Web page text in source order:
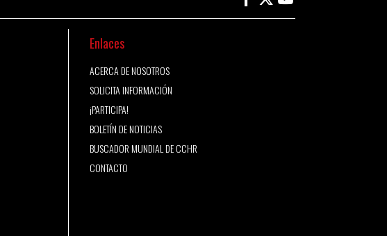
Enlaces
ACERCA DE NOSOTROS
SOLICITA INFORMACIÓN
¡PARTICIPA!
BOLETÍN DE NOTICIAS
BUSCADOR MUNDIAL DE CCHR
CONTACTO